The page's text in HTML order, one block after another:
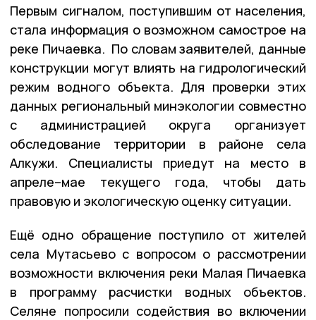
Первым сигналом, поступившим от населения,
стала информация о возможном самострое на
реке Пичаевка. По словам заявителей, данные
конструкции могут влиять на гидрологический
режим водного объекта. Для проверки этих
данных региональный минэкологии совместно
с администрацией округа организует
обследование территории в районе села
Алкужи. Специалисты приедут на место в
апреле–мае текущего года, чтобы дать
правовую и экологическую оценку ситуации.
Ещё одно обращение поступило от жителей
села Мутасьево с вопросом о рассмотрении
возможности включения реки Малая Пичаевка
в программу расчистки водных объектов.
Селяне попросили содействия во включении